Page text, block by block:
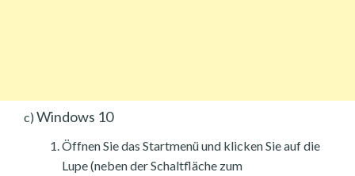
c) Windows 10
Öffnen Sie das Startmenü und klicken Sie auf die
Lupe (neben der Schaltfläche zum